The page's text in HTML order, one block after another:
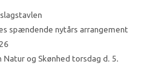
spændende nytårs arrangement
Natur og Skønhed torsdag d. 5.